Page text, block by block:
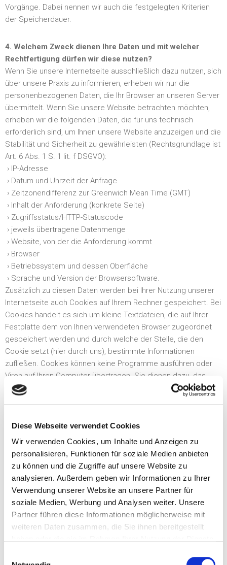
Diese Webseite verwendet Cookies
Wir verwenden Cookies, um Inhalte und Anzeigen zu
personalisieren, Funktionen für soziale Medien anbieten
zu können und die Zugriffe auf unsere Website zu
analysieren. Außerdem geben wir Informationen zu Ihrer
Verwendung unserer Website an unsere Partner für
soziale Medien, Werbung und Analysen weiter. Unsere
Partner führen diese Informationen möglicherweise mit
weiteren Daten zusammen, die Sie ihnen bereitgestellt
Vorgänge. Dabei nennen wir auch die festgelegten Kriterien
der Speicherdauer.
4. Welchem Zweck dienen Ihre Daten und mit welcher
Rechtfertigung dürfen wir diese nutzen?
Wenn Sie unsere Internetseite ausschließlich dazu nutzen, sich
über unsere Praxis zu informieren, erheben wir nur die
personenbezogenen Daten, die Ihr Browser an unseren Server
übermittelt. Wenn Sie unsere Website betrachten möchten,
erheben wir die folgenden Daten, die für uns technisch
erforderlich sind, um Ihnen unsere Website anzuzeigen und die
Stabilität und Sicherheit zu gewährleisten (Rechtsgrundlage ist
Art. 6 Abs. 1 S. 1 lit. f DSGVO):
› IP-Adresse
› Datum und Uhrzeit der Anfrage
› Zeitzonendifferenz zur Greenwich Mean Time (GMT)
› Inhalt der Anforderung (konkrete Seite)
› Zugriffsstatus/HTTP-Statuscode
› jeweils übertragene Datenmenge
› Website, von der die Anforderung kommt
› Browser
› Betriebssystem und dessen Oberfläche
› Sprache und Version der Browsersoftware.
Zusätzlich zu diesen Daten werden bei Ihrer Nutzung unserer
Internetseite auch Cookies auf Ihrem Rechner gespeichert. Bei
Cookies handelt es sich um kleine Textdateien, die auf Ihrer
Festplatte dem von Ihnen verwendeten Browser zugeordnet
gespeichert werden und durch welche der Stelle, die den
Cookie setzt (hier durch uns), bestimmte Informationen
zufließen. Cookies können keine Programme ausführen oder
Viren auf Ihren Computer übertragen. Sie dienen dazu, das
Internetangebot insgesamt nutzerfreundlicher und effektiver
5. Welche Rechte haben Sie im Zusammenhang mit dem
Datenschutz?
Sie haben gegenüber uns folgende Rechte hinsichtlich der Sie
betreffenden personenbezogenen Daten:
› Recht auf Auskunft,
› Recht auf Berichtigung oder Löschung,
› Recht auf Einschränkung der Verarbeitung,
› Recht auf Widerspruch gegen die Verarbeitung,